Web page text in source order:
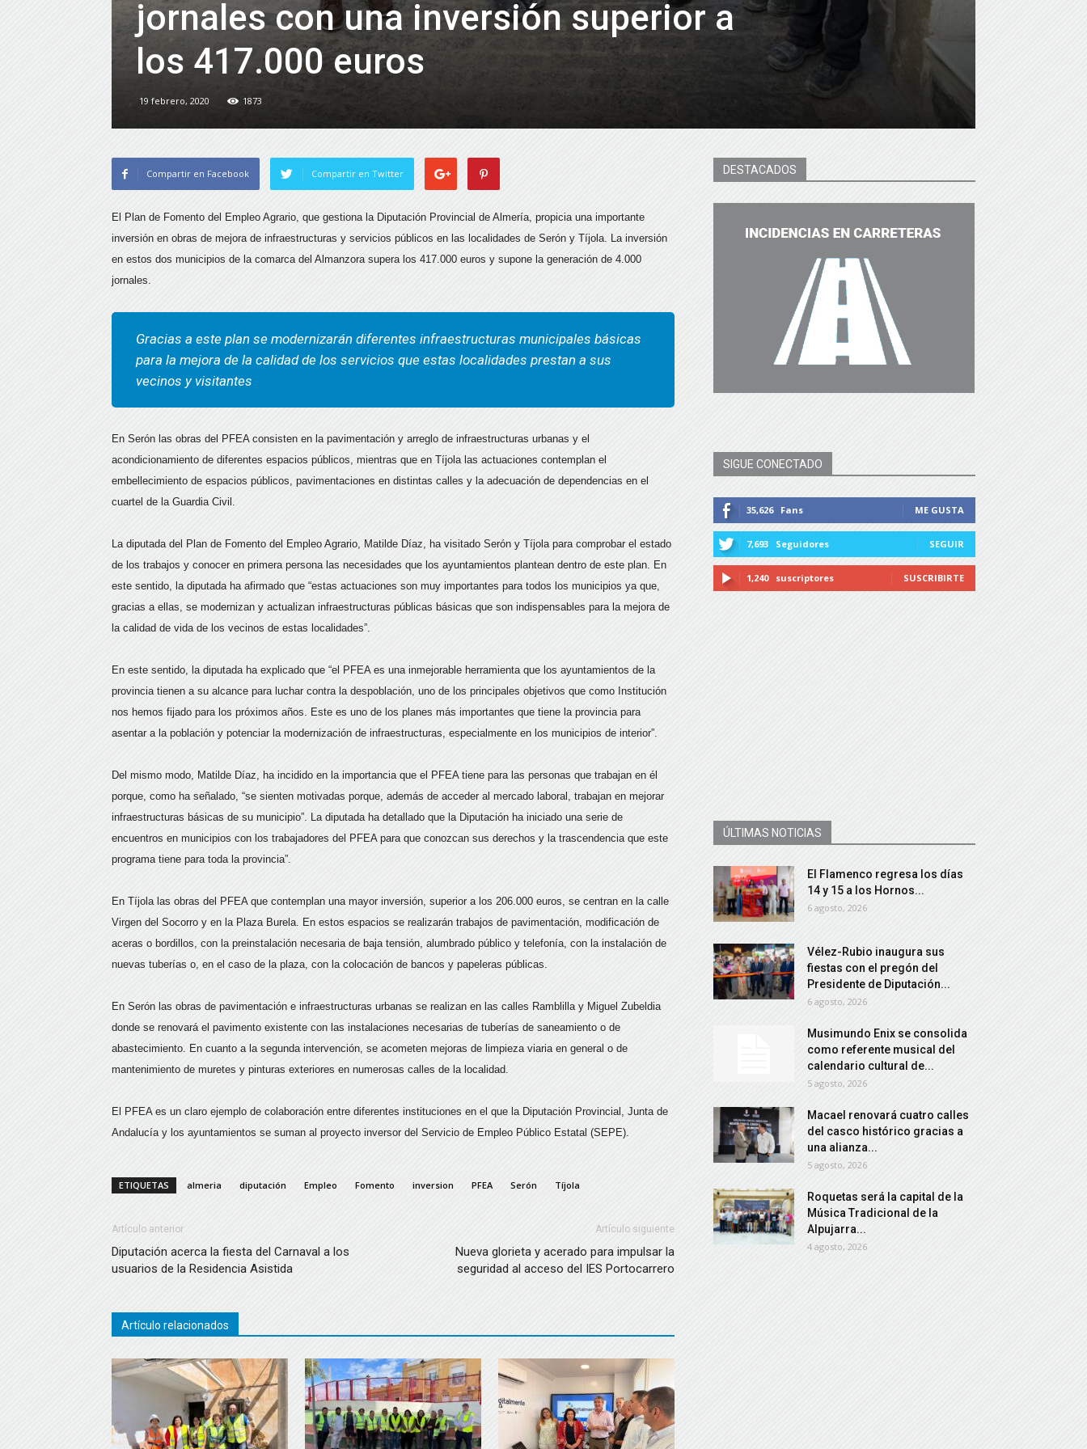
jornales con una inversión superior a
los 417.000 euros
19 febrero, 2020 1873
Compartir en Facebook Compartir en Twitter
El Plan de Fomento del Empleo Agrario, que gestiona la Diputación Provincial de Almería, propicia una importante
inversión en obras de mejora de infraestructuras y servicios públicos en las localidades de Serón y Tíjola. La inversión
en estos dos municipios de la comarca del Almanzora supera los 417.000 euros y supone la generación de 4.000
jornales.
Gracias a este plan se modernizarán diferentes infraestructuras municipales básicas
para la mejora de la calidad de los servicios que estas localidades prestan a sus
vecinos y visitantes
En Serón las obras del PFEA consisten en la pavimentación y arreglo de infraestructuras urbanas y el
acondicionamiento de diferentes espacios públicos, mientras que en Tíjola las actuaciones contemplan el
embellecimiento de espacios públicos, pavimentaciones en distintas calles y la adecuación de dependencias en el
cuartel de la Guardia Civil.
La diputada del Plan de Fomento del Empleo Agrario, Matilde Díaz, ha visitado Serón y Tíjola para comprobar el estado
de los trabajos y conocer en primera persona las necesidades que los ayuntamientos plantean dentro de este plan. En
este sentido, la diputada ha afirmado que “estas actuaciones son muy importantes para todos los municipios ya que,
gracias a ellas, se modernizan y actualizan infraestructuras públicas básicas que son indispensables para la mejora de
la calidad de vida de los vecinos de estas localidades”.
En este sentido, la diputada ha explicado que “el PFEA es una inmejorable herramienta que los ayuntamientos de la
provincia tienen a su alcance para luchar contra la despoblación, uno de los principales objetivos que como Institución
nos hemos fijado para los próximos años. Este es uno de los planes más importantes que tiene la provincia para
asentar a la población y potenciar la modernización de infraestructuras, especialmente en los municipios de interior”.
Del mismo modo, Matilde Díaz, ha incidido en la importancia que el PFEA tiene para las personas que trabajan en él
porque, como ha señalado, “se sienten motivadas porque, además de acceder al mercado laboral, trabajan en mejorar
infraestructuras básicas de su municipio”. La diputada ha detallado que la Diputación ha iniciado una serie de
encuentros en municipios con los trabajadores del PFEA para que conozcan sus derechos y la trascendencia que este
programa tiene para toda la provincia”.
En Tíjola las obras del PFEA que contemplan una mayor inversión, superior a los 206.000 euros, se centran en la calle
Virgen del Socorro y en la Plaza Burela. En estos espacios se realizarán trabajos de pavimentación, modificación de
aceras o bordillos, con la preinstalación necesaria de baja tensión, alumbrado público y telefonía, con la instalación de
nuevas tuberías o, en el caso de la plaza, con la colocación de bancos y papeleras públicas.
En Serón las obras de pavimentación e infraestructuras urbanas se realizan en las calles Ramblilla y Miguel Zubeldia
donde se renovará el pavimento existente con las instalaciones necesarias de tuberías de saneamiento o de
abastecimiento. En cuanto a la segunda intervención, se acometen mejoras de limpieza viaria en general o de
mantenimiento de muretes y pinturas exteriores en numerosas calles de la localidad.
El PFEA es un claro ejemplo de colaboración entre diferentes instituciones en el que la Diputación Provincial, Junta de
Andalucía y los ayuntamientos se suman al proyecto inversor del Servicio de Empleo Público Estatal (SEPE).
ETIQUETAS almeria diputación Empleo Fomento inversion PFEA Serón Tíjola
Artículo anterior
Diputación acerca la fiesta del Carnaval a los
usuarios de la Residencia Asistida
Artículo siguiente
Nueva glorieta y acerado para impulsar la
seguridad al acceso del IES Portocarrero
Artículo relacionados
DESTACADOS
SIGUE CONECTADO
35,626 Fans ME GUSTA
7,693 Seguidores SEGUIR
1,240 suscriptores SUSCRIBIRTE
ÚLTIMAS NOTICIAS
El Flamenco regresa los días
14 y 15 a los Hornos...
6 agosto, 2026
Vélez-Rubio inaugura sus
fiestas con el pregón del
Presidente de Diputación...
6 agosto, 2026
Musimundo Enix se consolida
como referente musical del
calendario cultural de...
5 agosto, 2026
Macael renovará cuatro calles
del casco histórico gracias a
una alianza...
5 agosto, 2026
Roquetas será la capital de la
Música Tradicional de la
Alpujarra...
4 agosto, 2026